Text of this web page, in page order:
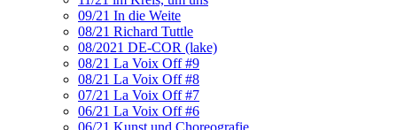
09/21 In die Weite
08/21 Richard Tuttle
08/2021 DE-COR (lake)
08/21 La Voix Off #9
08/21 La Voix Off #8
07/21 La Voix Off #7
06/21 La Voix Off #6
06/21 Kunst und Choreografie